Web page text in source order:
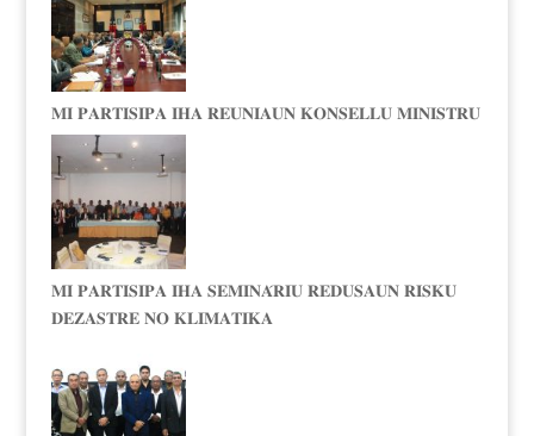
𝐌𝐈 𝐏𝐀𝐑𝐓𝐈𝐒𝐈𝐏𝐀 𝐈𝐇𝐀 𝐑𝐄𝐔𝐍𝐈𝐀𝐔𝐍 𝐊𝐎𝐍𝐒𝐄𝐋𝐋𝐔 𝐌𝐈𝐍𝐈𝐒𝐓𝐑𝐔
𝐌𝐈 𝐏𝐀𝐑𝐓𝐈𝐒𝐈𝐏𝐀 𝐈𝐇𝐀 𝐒𝐄𝐌𝐈𝐍𝐀́𝐑𝐈𝐔 𝐑𝐄𝐃𝐔𝐒𝐀𝐔𝐍 𝐑𝐈𝐒𝐊𝐔
𝐃𝐄𝐙𝐀𝐒𝐓𝐑𝐄 𝐍𝐎 𝐊𝐋𝐈𝐌𝐀𝐓𝐈𝐊𝐀